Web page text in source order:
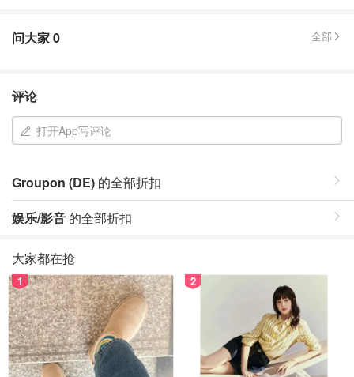
问大家0 全部
评论
打开App写评论
Groupon (DE) 的全部折扣
娱乐/影音 的全部折扣
大家都在抢
1 2